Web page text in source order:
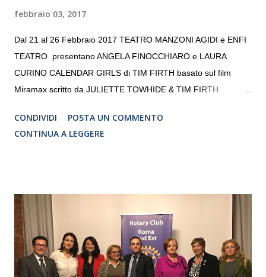
febbraio 03, 2017
Dal 21 al 26 Febbraio 2017 TEATRO MANZONI AGIDI e ENFI
TEATRO presentano ANGELA FINOCCHIARO e LAURA
CURINO CALENDAR GIRLS di TIM FIRTH basato sul film
Miramax scritto da JULIETTE TOWHIDE & TIM FIRTH
CRISTINA PEZZOLI
CONDIVIDI
POSTA UN COMMENTO
CONTINUA A LEGGERE